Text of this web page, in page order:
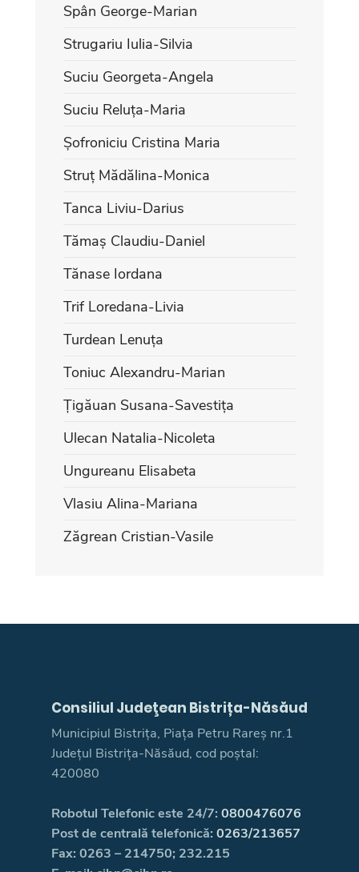
Spân George-Marian
Strugariu Iulia-Silvia
Suciu Georgeta-Angela
Suciu Reluța-Maria
Șofroniciu Cristina Maria
Struț Mădălina-Monica
Tanca Liviu-Darius
Tămaș Claudiu-Daniel
Tănase Iordana
Trif Loredana-Livia
Turdean Lenuța
Toniuc Alexandru-Marian
Țigăuan Susana-Savestița
Ulecan Natalia-Nicoleta
Ungureanu Elisabeta
Vlasiu Alina-Mariana
Zăgrean Cristian-Vasile
Consiliul Judeţean Bistrița-Năsăud
Municipiul Bistrița, Piața Petru Rareș nr.1
Județul Bistrița-Năsăud, cod poștal:
420080
Robotul Telefonic este 24/7: 0800476076
Post de centrală telefonică: 0263/213657
Fax: 0263 – 214750; 232.215